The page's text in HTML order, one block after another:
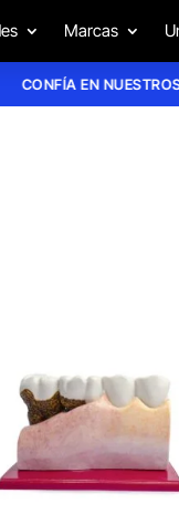
Marcas
CONFÍA EN NUESTROS